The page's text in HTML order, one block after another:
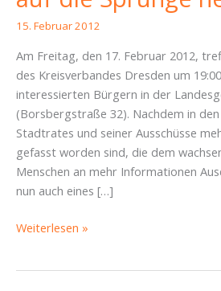
15. Februar 2012
Am Freitag, den 17. Februar 2012,
des Kreisverbandes Dresden um
interessierten Bürgern in der
(Borsbergstraße 32). Nachdem in
Stadtrates und seiner Ausschüsse
gefasst worden sind, die dem
Menschen an mehr Informationen
nun auch eines […]
Der
Weiterlesen »